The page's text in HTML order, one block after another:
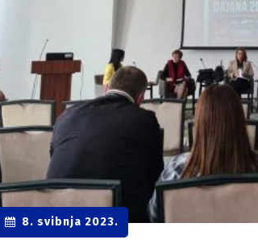
8. svibnja 2023.